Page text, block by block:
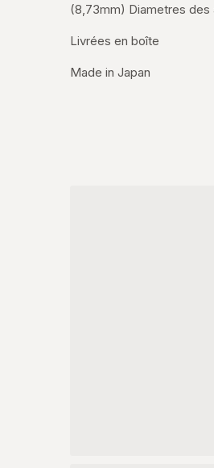
(8,73mm) Diametres
Livrées en boîte
Made in Japan